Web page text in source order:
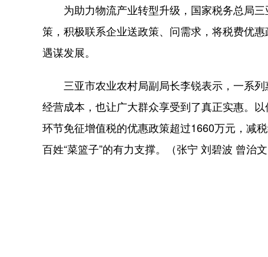
为助力物流产业转型升级，国家税务总局三
策，积极联系企业送政策、问需求，将税费优
遇谋发展。
三亚市农业农村局副局长李锐表示，一系列
经营成本，也让广大群众享受到了真正实惠。
环节免征增值税的优惠政策超过1660万元，减
百姓“菜篮子”的有力支撑。（张宁 刘碧波 曾治文